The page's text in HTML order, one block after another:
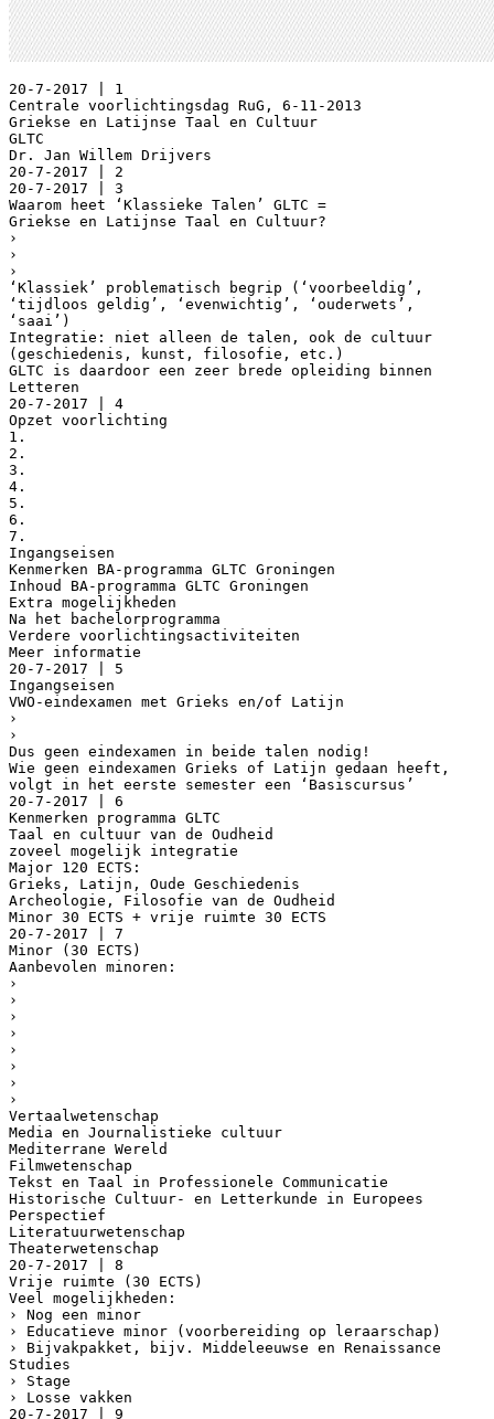
20-7-2017 | 1
Centrale voorlichtingsdag RuG, 6-11-2013
Griekse en Latijnse Taal en Cultuur
GLTC
Dr. Jan Willem Drijvers
20-7-2017 | 2
20-7-2017 | 3
Waarom heet ‘Klassieke Talen’ GLTC =
Griekse en Latijnse Taal en Cultuur?
›
›
›
‘Klassiek’ problematisch begrip (‘voorbeeldig’,
‘tijdloos geldig’, ‘evenwichtig’, ‘ouderwets’,
‘saai’)
Integratie: niet alleen de talen, ook de cultuur
(geschiedenis, kunst, filosofie, etc.)
GLTC is daardoor een zeer brede opleiding binnen
Letteren
20-7-2017 | 4
Opzet voorlichting
1.
2.
3.
4.
5.
6.
7.
Ingangseisen
Kenmerken BA-programma GLTC Groningen
Inhoud BA-programma GLTC Groningen
Extra mogelijkheden
Na het bachelorprogramma
Verdere voorlichtingsactiviteiten
Meer informatie
20-7-2017 | 5
Ingangseisen
VWO-eindexamen met Grieks en/of Latijn
›
›
Dus geen eindexamen in beide talen nodig!
Wie geen eindexamen Grieks of Latijn gedaan heeft,
volgt in het eerste semester een ‘Basiscursus’
20-7-2017 | 6
Kenmerken programma GLTC
Taal en cultuur van de Oudheid
zoveel mogelijk integratie
Major 120 ECTS:
Grieks, Latijn, Oude Geschiedenis
Archeologie, Filosofie van de Oudheid
Minor 30 ECTS + vrije ruimte 30 ECTS
20-7-2017 | 7
Minor (30 ECTS)
Aanbevolen minoren:
›
›
›
›
›
›
›
›
Vertaalwetenschap
Media en Journalistieke cultuur
Mediterrane Wereld
Filmwetenschap
Tekst en Taal in Professionele Communicatie
Historische Cultuur- en Letterkunde in Europees
Perspectief
Literatuurwetenschap
Theaterwetenschap
20-7-2017 | 8
Vrije ruimte (30 ECTS)
Veel mogelijkheden:
› Nog een minor
› Educatieve minor (voorbereiding op leraarschap)
› Bijvakpakket, bijv. Middeleeuwse en Renaissance
Studies
› Stage
› Losse vakken
20-7-2017 | 9